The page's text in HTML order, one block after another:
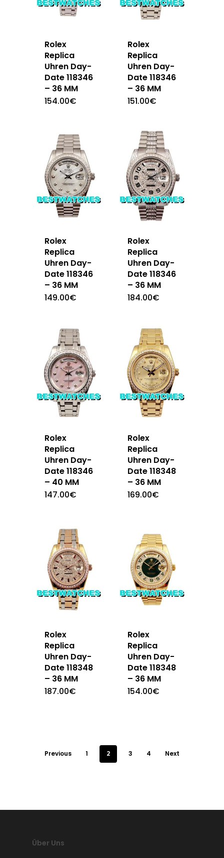
Rolex
Replica
Uhren Day-
Date 118346
– 36 MM
154.00€
Rolex
Replica
Uhren Day-
Date 118346
– 36 MM
151.00€
Rolex
Replica
Uhren Day-
Date 118346
– 36 MM
149.00€
Rolex
Replica
Uhren Day-
Date 118346
– 36 MM
184.00€
Rolex
Replica
Uhren Day-
Date 118346
– 40 MM
147.00€
Rolex
Replica
Uhren Day-
Date 118348
– 36 MM
169.00€
Rolex
Replica
Uhren Day-
Date 118348
– 36 MM
187.00€
Rolex
Replica
Uhren Day-
Date 118348
– 36 MM
154.00€
Previous 1 2 3 4 Next
Über Uns